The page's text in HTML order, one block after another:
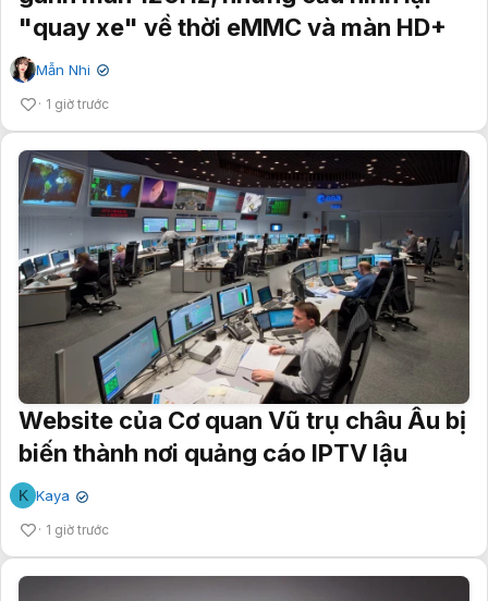
"quay xe" về thời eMMC và màn HD+
Mẫn Nhi ✔
1 giờ trước
Website của Cơ quan Vũ trụ châu Âu bị
biến thành nơi quảng cáo IPTV lậu
K Kaya ✔
1 giờ trước